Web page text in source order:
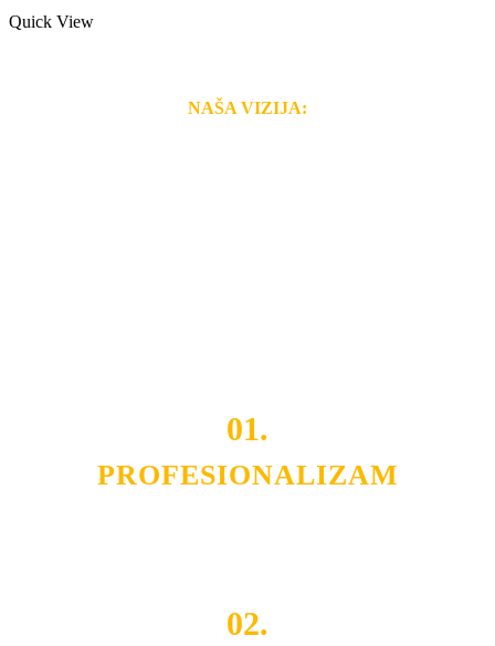
Quick View
NAŠA VIZIJA:
01.
PROFESIONALIZAM
02.